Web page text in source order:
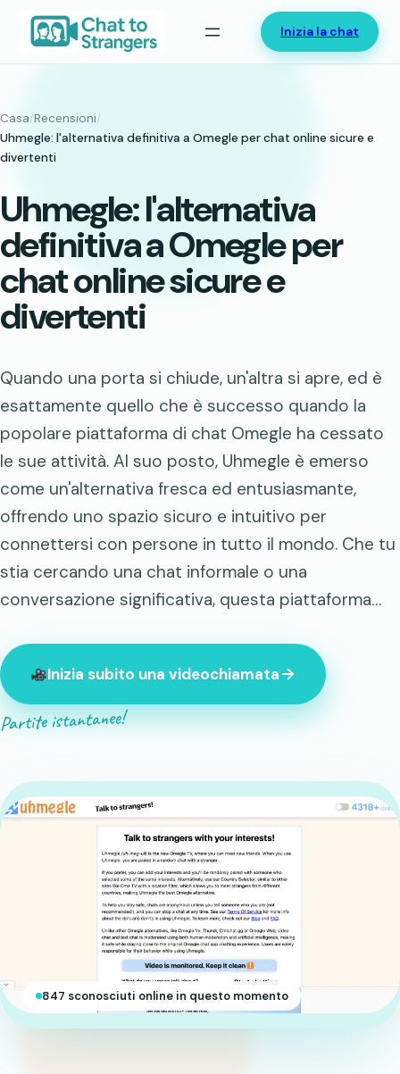
contenuto
Inizia la chat
Casa/Recensioni/
Uhmegle: l'alternativa definitiva a Omegle per chat online sicure e
divertenti
Uhmegle: l'alternativa
definitiva a Omegle per
chat online sicure e
divertenti
Quando una porta si chiude, un'altra si apre, ed è
esattamente quello che è successo quando la
popolare piattaforma di chat Omegle ha cessato
le sue attività. Al suo posto, Uhmegle è emerso
come un'alternativa fresca ed entusiasmante,
offrendo uno spazio sicuro e intuitivo per
connettersi con persone in tutto il mondo. Che tu
stia cercando una chat informale o una
conversazione significativa, questa piattaforma…
Inizia subito una videochiamata
Partite istantanee!
847 sconosciuti online in questo momento